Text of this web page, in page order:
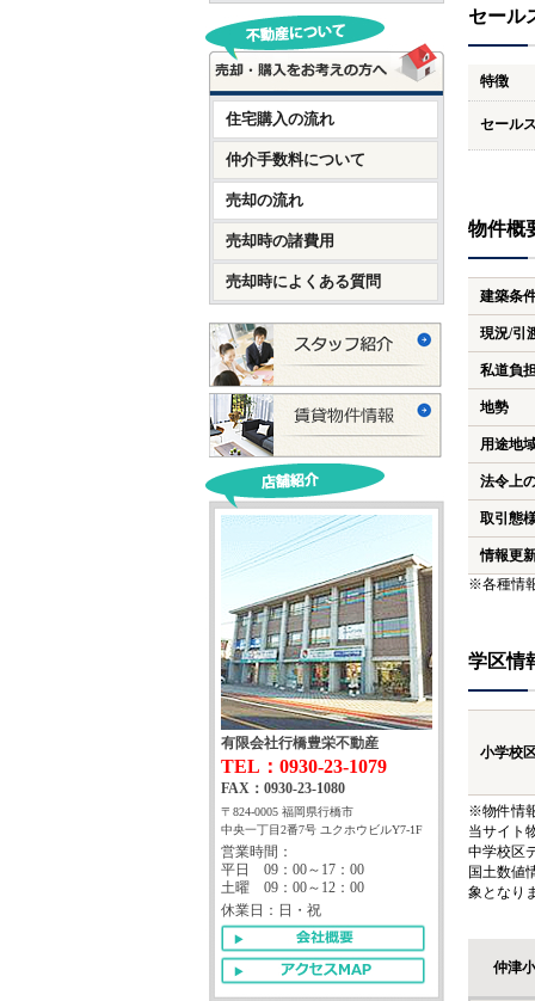
セール
特徴
セール
物件概
建築条
現況/引
私道負
地勢
用途地
法令上
取引態
情報更
※各種情
学区情
小学校
※物件情
当サイト
中学校区
国土数値
象となり
仲津
住宅購入の流れ
仲介手数料について
売却の流れ
売却時の諸費用
売却時によくある質問
有限会社行橋豊栄不動産
TEL：0930-23-1079
FAX：0930-23-1080
〒824-0005 福岡県行橋市
中央一丁目2番7号 ユクホウビルY7-1F
営業時間：
平日 09：00～17：00
土曜 09：00～12：00
休業日：日・祝